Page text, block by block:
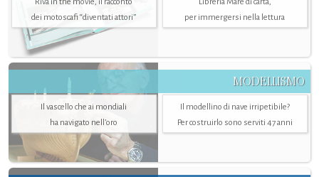
dei motoscafi “diventati attori”
per immergersi nella lettura
MODELLISMO
Il vascello che ai mondiali
ha navigato nell’oro
Il modellino di nave irripetibile?
Per costruirlo sono serviti 47 anni